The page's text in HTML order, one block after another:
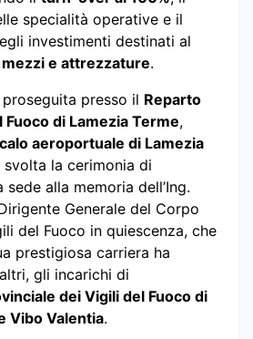
specialità operative e il
investimenti destinati al
e attrezzature.
presso il Reparto
di Lamezia Terme,
aeroportuale di Lamezia
svolta la cerimonia di
alla memoria dell’Ing.
Generale del Corpo
del Fuoco in quiescenza, che
prestigiosa carriera ha
gli incarichi di
dei Vigili del Fuoco di
Vibo Valentia.